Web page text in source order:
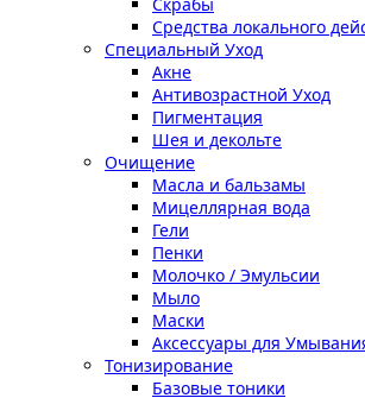
Средства локального
Специальный Уход
Акне
Антивозрастной Уход
Пигментация
Шея и декольте
Очищение
Масла и бальзамы
Мицеллярная вода
Гели
Пенки
Молочко / Эмульсии
Мыло
Маски
Аксессуары для
Тонизирование
Базовые тоники